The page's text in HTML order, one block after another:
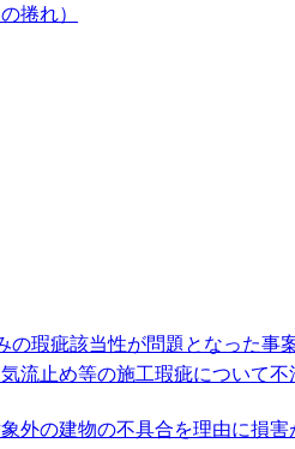
捲れ）
の瑕疵該当性が問題となった事
止め等の施工瑕疵について
外の建物の不具合を理由に損